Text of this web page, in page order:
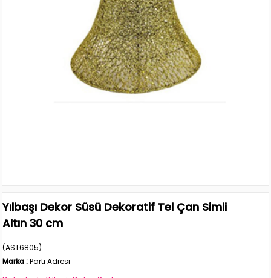
Yılbaşı Dekor Süsü Dekoratif Tel Çan Simli
Altın 30 cm
(AST6805)
Marka : Parti Adresi